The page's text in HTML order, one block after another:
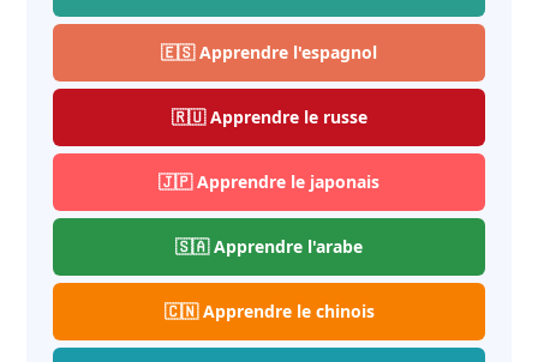
🇪🇸 Apprendre l'espagnol
🇷🇺 Apprendre le russe
🇯🇵 Apprendre le japonais
🇸🇦 Apprendre l'arabe
🇨🇳 Apprendre le chinois